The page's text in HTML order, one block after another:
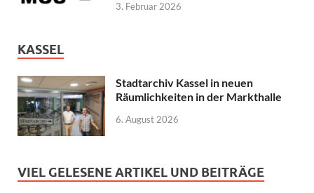
3. Februar 2026
KASSEL
Stadtarchiv Kassel in neuen
Räumlichkeiten in der Markthalle
6. August 2026
VIEL GELESENE ARTIKEL UND BEITRÄGE